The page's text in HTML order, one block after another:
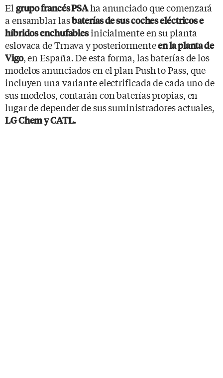
El grupo francés PSAha anunciado que comenzará
a ensamblar lasbaterías de sus coches eléctricos e
híbridos enchufablesinicialmente en su planta
eslovaca de Trnava y posteriormenteen la planta de
Vigo, en España. De esta forma, las baterías de los
modelos anunciados en el plan Push to Pass, que
incluyen una variante electrificada de cada uno de
sus modelos, contarán con baterías propias, en
lugar de depender de sus suministradores actuales,
LG Chem y CATL.